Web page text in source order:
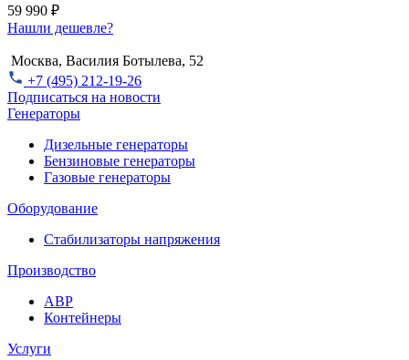
59 990 ₽
Нашли дешевле?
Москва, Василия Ботылева, 52
+7 (495) 212-19-26
Подписаться на новости
Генераторы
Дизельные генераторы
Бензиновые генераторы
Газовые генераторы
Оборудование
Стабилизаторы напряжения
Производство
АВР
Контейнеры
Услуги